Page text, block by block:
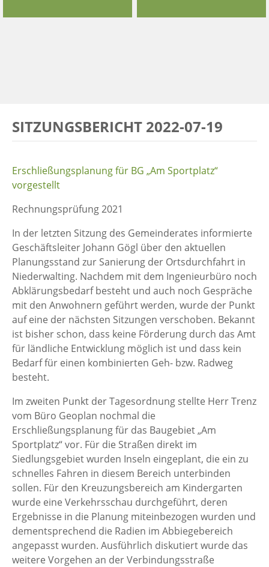
SITZUNGSBERICHT 2022-07-19
Erschließungsplanung für BG „Am Sportplatz“
vorgestellt
Rechnungsprüfung 2021
In der letzten Sitzung des Gemeinderates informierte
Geschäftsleiter Johann Gögl über den aktuellen
Planungsstand zur Sanierung der Ortsdurchfahrt in
Niederwalting. Nachdem mit dem Ingenieurbüro noch
Abklärungsbedarf besteht und auch noch Gespräche
mit den Anwohnern geführt werden, wurde der Punkt
auf eine der nächsten Sitzungen verschoben. Bekannt
ist bisher schon, dass keine Förderung durch das Amt
für ländliche Entwicklung möglich ist und dass kein
Bedarf für einen kombinierten Geh- bzw. Radweg
besteht.
Im zweiten Punkt der Tagesordnung stellte Herr Trenz
vom Büro Geoplan nochmal die
Erschließungsplanung für das Baugebiet „Am
Sportplatz“ vor. Für die Straßen direkt im
Siedlungsgebiet wurden Inseln eingeplant, die ein zu
schnelles Fahren in diesem Bereich unterbinden
sollen. Für den Kreuzungsbereich am Kindergarten
wurde eine Verkehrsschau durchgeführt, deren
Ergebnisse in die Planung miteinbezogen wurden und
dementsprechend die Radien im Abbiegebereich
angepasst wurden. Ausführlich diskutiert wurde das
weitere Vorgehen an der Verbindungsstraße